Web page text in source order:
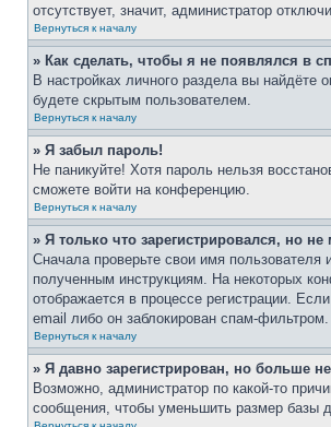
отсутствует, значит, администратор
Вернуться к началу
» Как сделать, чтобы я не появлялся в
В настройках личного раздела вы найдёте
будете скрытым пользователем.
Вернуться к началу
» Я забыл пароль!
Не паникуйте! Хотя пароль нельзя
сможете войти на конференцию.
Вернуться к началу
» Я только что зарегистрировался, но не
Сначала проверьте свои имя
полученным инструкциям. На некоторых
отображается в процессе регистрации.
email либо он заблокирован спам-
Вернуться к началу
» Я давно зарегистрирован, но больше
Возможно, администратор по какой-то
сообщения, чтобы уменьшить размер базы